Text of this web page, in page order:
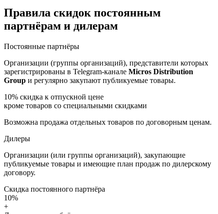
Правила скидок постоянным
партнёрам и дилерам
Постоянные партнёры
Организации (группы организаций), представители которых
зарегистрированы в Telegram-канале Micros Distribution
Group и регулярно закупают публикуемые товары.
10% скидка к отпускной цене
кроме товаров со специальными скидками
Возможна продажа отдельных товаров по договорным ценам.
Дилеры
Организации (или группы организаций), закупающие
публикуемые товары и имеющие план продаж по дилерскому
договору.
Скидка постоянного партнёра
10%
+